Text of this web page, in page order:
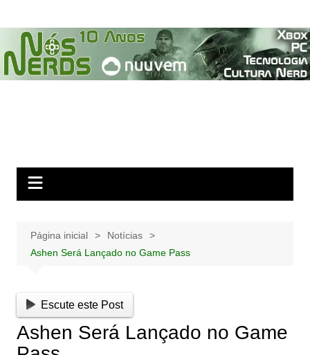
para
conteúdo
Página inicial
Notícias
Ashen Será Lançado no Game Pass
Escute este Post
Ashen Será Lançado no Game